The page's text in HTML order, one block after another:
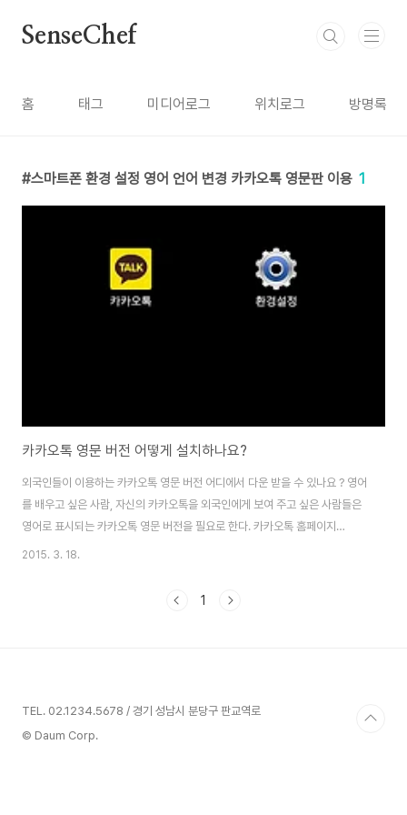
SenseChef
홈 태그 미디어로그 위치로그 방명록
스마트폰 환경 설정 영어 언어 변경 카카오톡 영문판 이용 1
카카오톡 영문 버전 어떻게 설치하나요?
외국인들이 이용하는 카카오톡 영문 버전 어디에서 다운 받을 수 있나요 ? 영어
를 배우고 싶은 사람, 자신의 카카오톡을 외국인에게 보여 주고 싶은 사람들은
영어로 표시되는 카카오톡 영문 버전을 필요로 한다. 카카오톡 홈페이지
(http://kakao.com)에 들어가봐도, 포털이나 검색 사이트에서 찾아봐도 도
는 외국의 카카오톡 이용자들은 한글판 카카오톡을 어떻게 쓸까 ? 외국 지역에
2015. 3. 18.
1
TEL. 02.1234.5678 / 경기 성남시 분당구 판교역로
© Daum Corp.